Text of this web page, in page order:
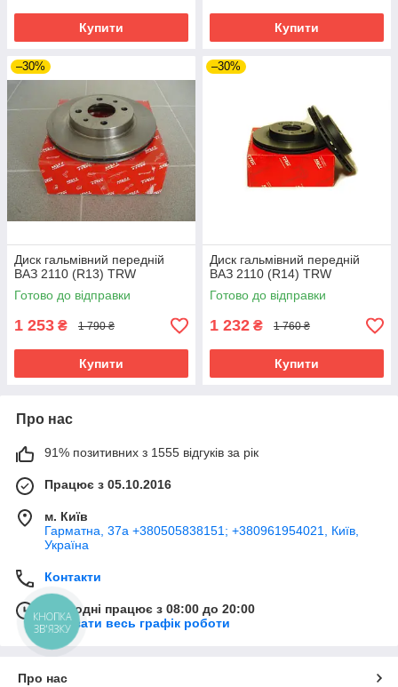
Купити Купити
–30%
Диск гальмівний передній
ВАЗ 2110 (R13) TRW
Готово до відправки
1 253 ₴ 1 790 ₴
Купити
–30%
Диск гальмівний передній
ВАЗ 2110 (R14) TRW
Готово до відправки
1 232 ₴ 1 760 ₴
Купити
Про нас
91% позитивних з 1555 відгуків за рік
Працює з 05.10.2016
м. Київ
Гарматна, 37а +380505838151; +380961954021, Київ,
Україна
Контакти
Сьогодні працює з 08:00 до 20:00
Показати весь графік роботи
Про нас
КНОПКА
ЗВ'ЯЗКУ